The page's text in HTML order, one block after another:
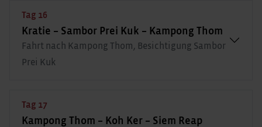
Tag 16
Kratie – Sambor Prei Kuk – Kampong Thom
Fahrt nach Kampong Thom, Besichtigung Sambor
Prei Kuk
Tag 17
Kampong Thom – Koh Ker – Siem Reap